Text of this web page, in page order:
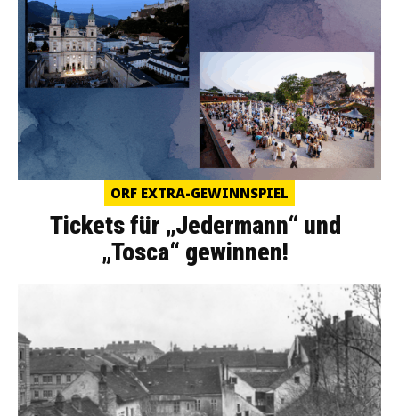
ORF EXTRA-GEWINNSPIEL
Tickets für „Jedermann“ und
„Tosca“ gewinnen!